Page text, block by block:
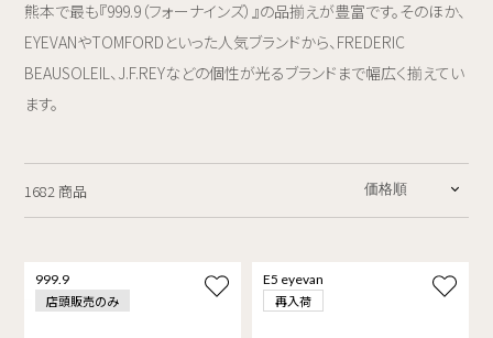
熊本で最も『999.9（フォーナインズ）』の品揃えが豊富です。そのほか、
EYEVANやTOMFORDといった人気ブランドから、FREDERIC
BEAUSOLEIL、J.F.REYなどの個性が光るブランドまで幅広く揃えてい
ます。
1682 商品
999.9
店頭販売のみ
E5 eyevan
再入荷